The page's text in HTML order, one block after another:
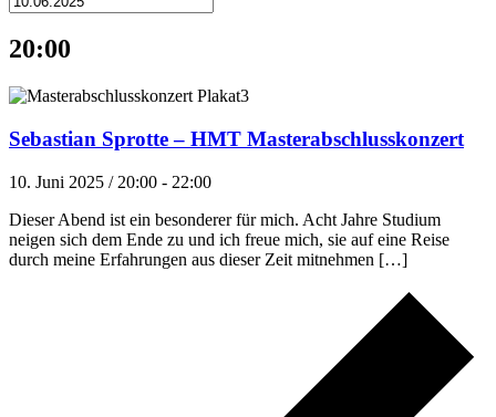
20:00
Sebastian Sprotte – HMT Masterabschlusskonzert
10. Juni 2025 / 20:00 - 22:00
Dieser Abend ist ein besonderer für mich. Acht Jahre Studium
neigen sich dem Ende zu und ich freue mich, sie auf eine Reise
durch meine Erfahrungen aus dieser Zeit mitnehmen […]